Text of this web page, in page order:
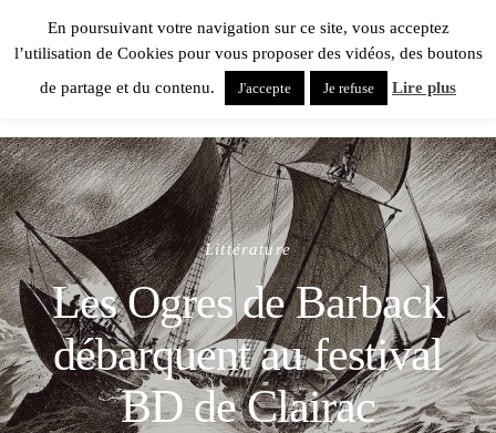
Littérature
Les Ogres de Barback
débarquent au festival
BD de Clairac
En poursuivant votre navigation sur ce site, vous acceptez
l’utilisation de Cookies pour vous proposer des vidéos, des boutons
de partage et du contenu.
J'accepte Je refuse Lire plus